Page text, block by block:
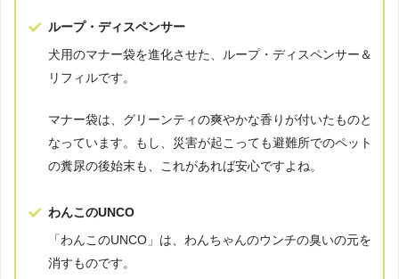
ループ・ディスペンサー
犬用のマナー袋を進化させた、ループ・ディスペンサー＆
リフィルです。
マナー袋は、グリーンティの爽やかな香りが付いたものと
なっています。もし、災害が起こっても避難所でのペット
の糞尿の後始末も、これがあれば安心ですよね。
わんこのUNCO
「わんこのUNCO」は、わんちゃんのウンチの臭いの元を
消すものです。